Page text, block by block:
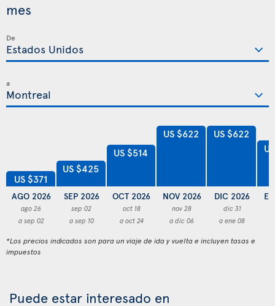
mes
De
a
US $371
AGO 2026
ago 26
a sep 02
US $425
SEP 2026
sep 02
a sep 10
US $514
OCT 2026
oct 18
a oct 24
US $622
NOV 2026
nov 28
a dic 06
US $622
DIC 2026
dic 31
a ene 08
*Los precios indicados son para un viaje de ida y vuelta e incluyen tasas e
impuestos
Puede estar interesado en